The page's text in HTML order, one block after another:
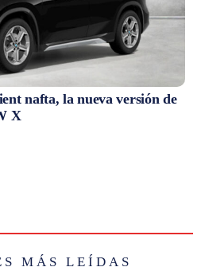
nafta, la nueva versión de
X
MÁS LEÍDAS